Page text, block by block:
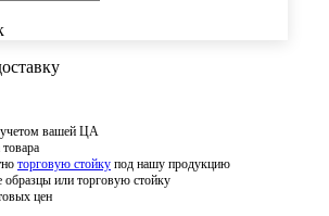
вашей ЦА
торговую стойку под нашу продукцию
образцы или торговую стойку
цен